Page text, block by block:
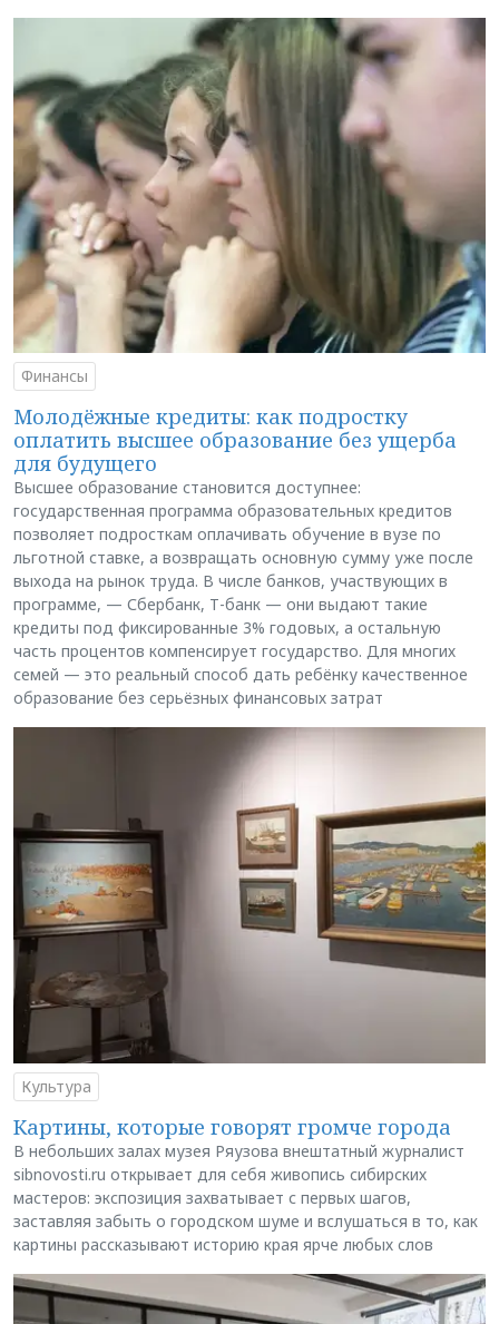
Финансы
Молодёжные кредиты: как подростку
оплатить высшее образование без ущерба
для будущего
Высшее образование становится доступнее:
государственная программа образовательных кредитов
позволяет подросткам оплачивать обучение в вузе по
льготной ставке, а возвращать основную сумму уже после
выхода на рынок труда. В числе банков, участвующих в
программе, — Сбербанк, Т-банк — они выдают такие
кредиты под фиксированные 3% годовых, а остальную
часть процентов компенсирует государство. Для многих
семей — это реальный способ дать ребёнку качественное
образование без серьёзных финансовых затрат
Культура
Картины, которые говорят громче города
В небольших залах музея Ряузова внештатный журналист
sibnovosti.ru открывает для себя живопись сибирских
мастеров: экспозиция захватывает с первых шагов,
заставляя забыть о городском шуме и вслушаться в то, как
картины рассказывают историю края ярче любых слов